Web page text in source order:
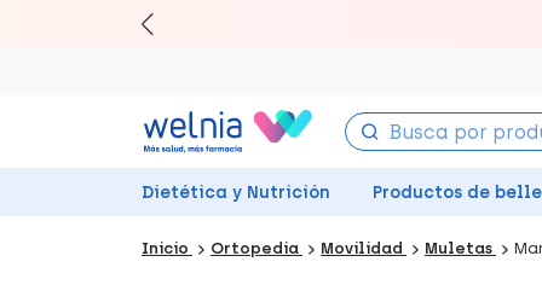
Dietética y Nutrición Productos de
Inicio Ortopedia Movilidad Muletas